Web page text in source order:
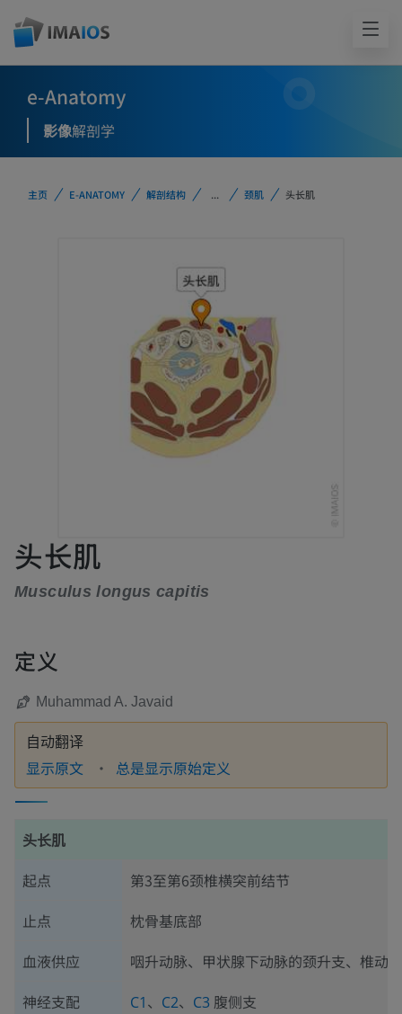
e-Anatomy
影像解剖学
主页 E-ANATOMY 解剖结构 ... 颈肌 头长肌
头长肌
Musculus longus capitis
定义
Muhammad A. Javaid
自动翻译
显示原文 总是显示原始定义
头长肌
起点
第3至第6颈椎横突前结节
止点
枕骨基底部
血液供应
咽升动脉、甲状腺下动脉的颈升支、椎动脉
神经支配
C1、 C2、 C3 腹侧支